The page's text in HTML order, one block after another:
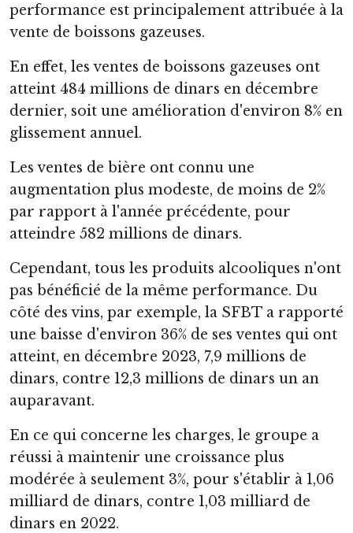
performance est principalement attribuée à la
vente de boissons gazeuses.
En effet, les ventes de boissons gazeuses ont
atteint 484 millions de dinars en décembre
dernier, soit une amélioration d'environ 8% en
glissement annuel.
Les ventes de bière ont connu une
augmentation plus modeste, de moins de 2%
par rapport à l'année précédente, pour
atteindre 582 millions de dinars.
Cependant, tous les produits alcooliques n'ont
pas bénéficié de la même performance. Du
côté des vins, par exemple, la SFBT a rapporté
une baisse d'environ 36% de ses ventes qui ont
atteint, en décembre 2023, 7,9 millions de
dinars, contre 12,3 millions de dinars un an
auparavant.
En ce qui concerne les charges, le groupe a
réussi à maintenir une croissance plus
modérée à seulement 3%, pour s'établir à 1,06
milliard de dinars, contre 1,03 milliard de
dinars en 2022.